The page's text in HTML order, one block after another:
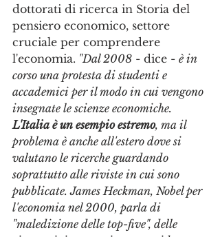
dottorati di ricerca in Storia del
pensiero economico, settore
cruciale per comprendere
l'economia. "Dal 2008 - dice - è in
corso una protesta di studenti e
accademici per il modo in cui vengono
insegnate le scienze economiche.
L'Italia è un esempio estremo, ma il
problema è anche all'estero dove si
valutano le ricerche guardando
soprattutto alle riviste in cui sono
pubblicate. James Heckman, Nobel per
l'economia nel 2000, parla di
"maledizione delle top-five", delle